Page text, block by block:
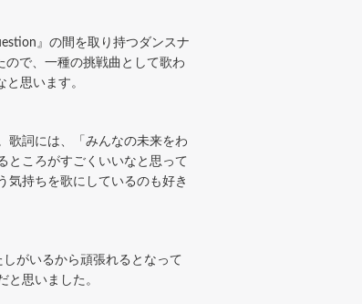
』の間を取り持つダンスナ
で、一種の挑戦曲として歌わ
思います。
歌詞には、「みんなの未来をわ
ところがすごくいいなと思って
気持ちを歌にしているのも好き
がいるから頑張れるとなって
思いました。